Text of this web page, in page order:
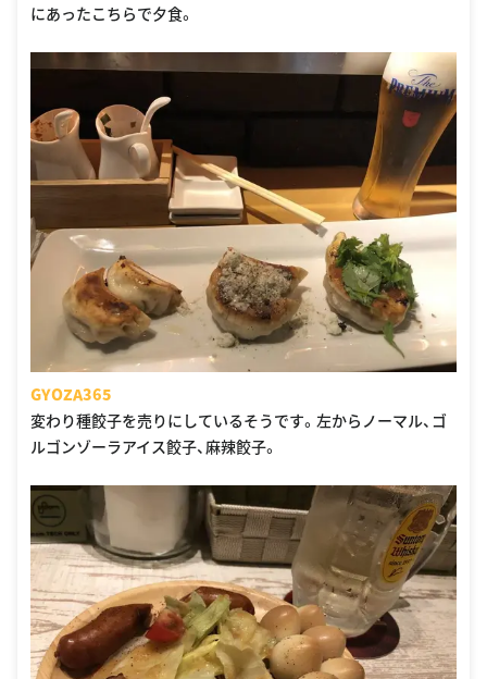
にあったこちらで夕食。
GYOZA365
変わり種餃子を売りにしているそうです。左からノーマル、ゴ
ルゴンゾーラアイス餃子、麻辣餃子。